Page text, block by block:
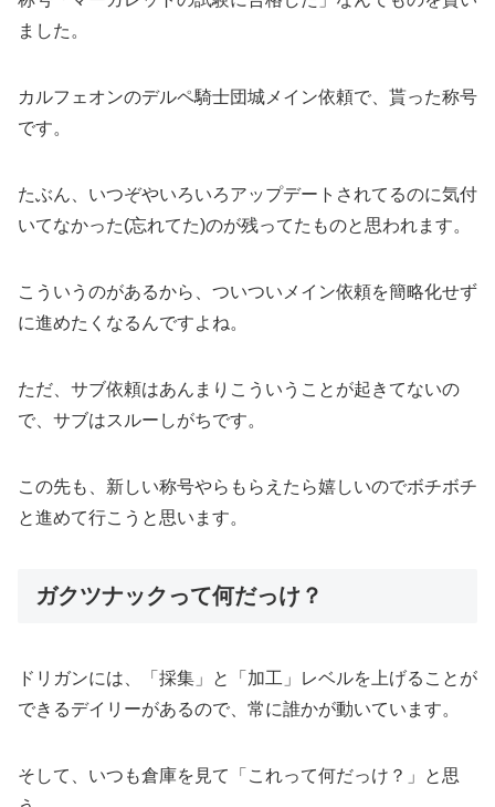
ました。
カルフェオンのデルペ騎士団城メイン依頼で、貰った称号
です。
たぶん、いつぞやいろいろアップデートされてるのに気付
いてなかった(忘れてた)のが残ってたものと思われます。
こういうのがあるから、ついついメイン依頼を簡略化せず
に進めたくなるんですよね。
ただ、サブ依頼はあんまりこういうことが起きてないの
で、サブはスルーしがちです。
この先も、新しい称号やらもらえたら嬉しいのでボチボチ
と進めて行こうと思います。
ガクツナックって何だっけ？
ドリガンには、「採集」と「加工」レベルを上げることが
できるデイリーがあるので、常に誰かが動いています。
そして、いつも倉庫を見て「これって何だっけ？」と思